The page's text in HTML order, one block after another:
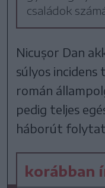
családok
Nicușor Dan
súlyos
román
pedig teljes
háborút
korábban